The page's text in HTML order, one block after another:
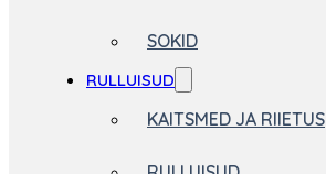
SOKID
RULLUISUD
KAITSMED JA RIIETUS